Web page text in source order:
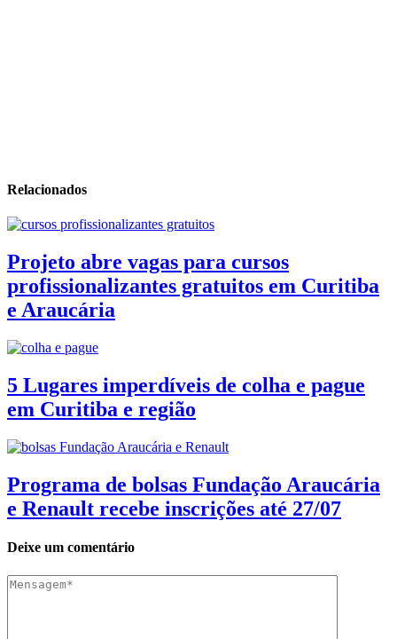
Relacionados
Projeto abre vagas para cursos
profissionalizantes gratuitos em Curitiba
e Araucária
5 Lugares imperdíveis de colha e pague
em Curitiba e região
Programa de bolsas Fundação Araucária
e Renault recebe inscrições até 27/07
Deixe um comentário